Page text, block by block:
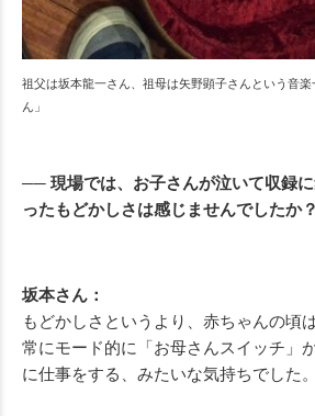
祖父は坂本龍一さん、祖母は矢野顕子さんという音
ん」
── 現場では、お子さんが泣いて収録
ったもどかしさは感じませんでしたか？
坂本さん：
もどかしさというより、赤ちゃんの頃
常にモード的に「お母さんスイッチ」
に仕事をする、みたいな気持ちでした。